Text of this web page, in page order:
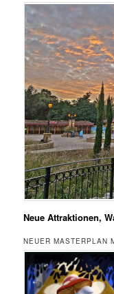
Neue Attraktionen,
NEUER MASTERPLAN